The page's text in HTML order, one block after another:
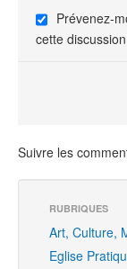
Prévenez-
cette
Suivre les
RUBRIQUES
Art, Culture,
Eglise